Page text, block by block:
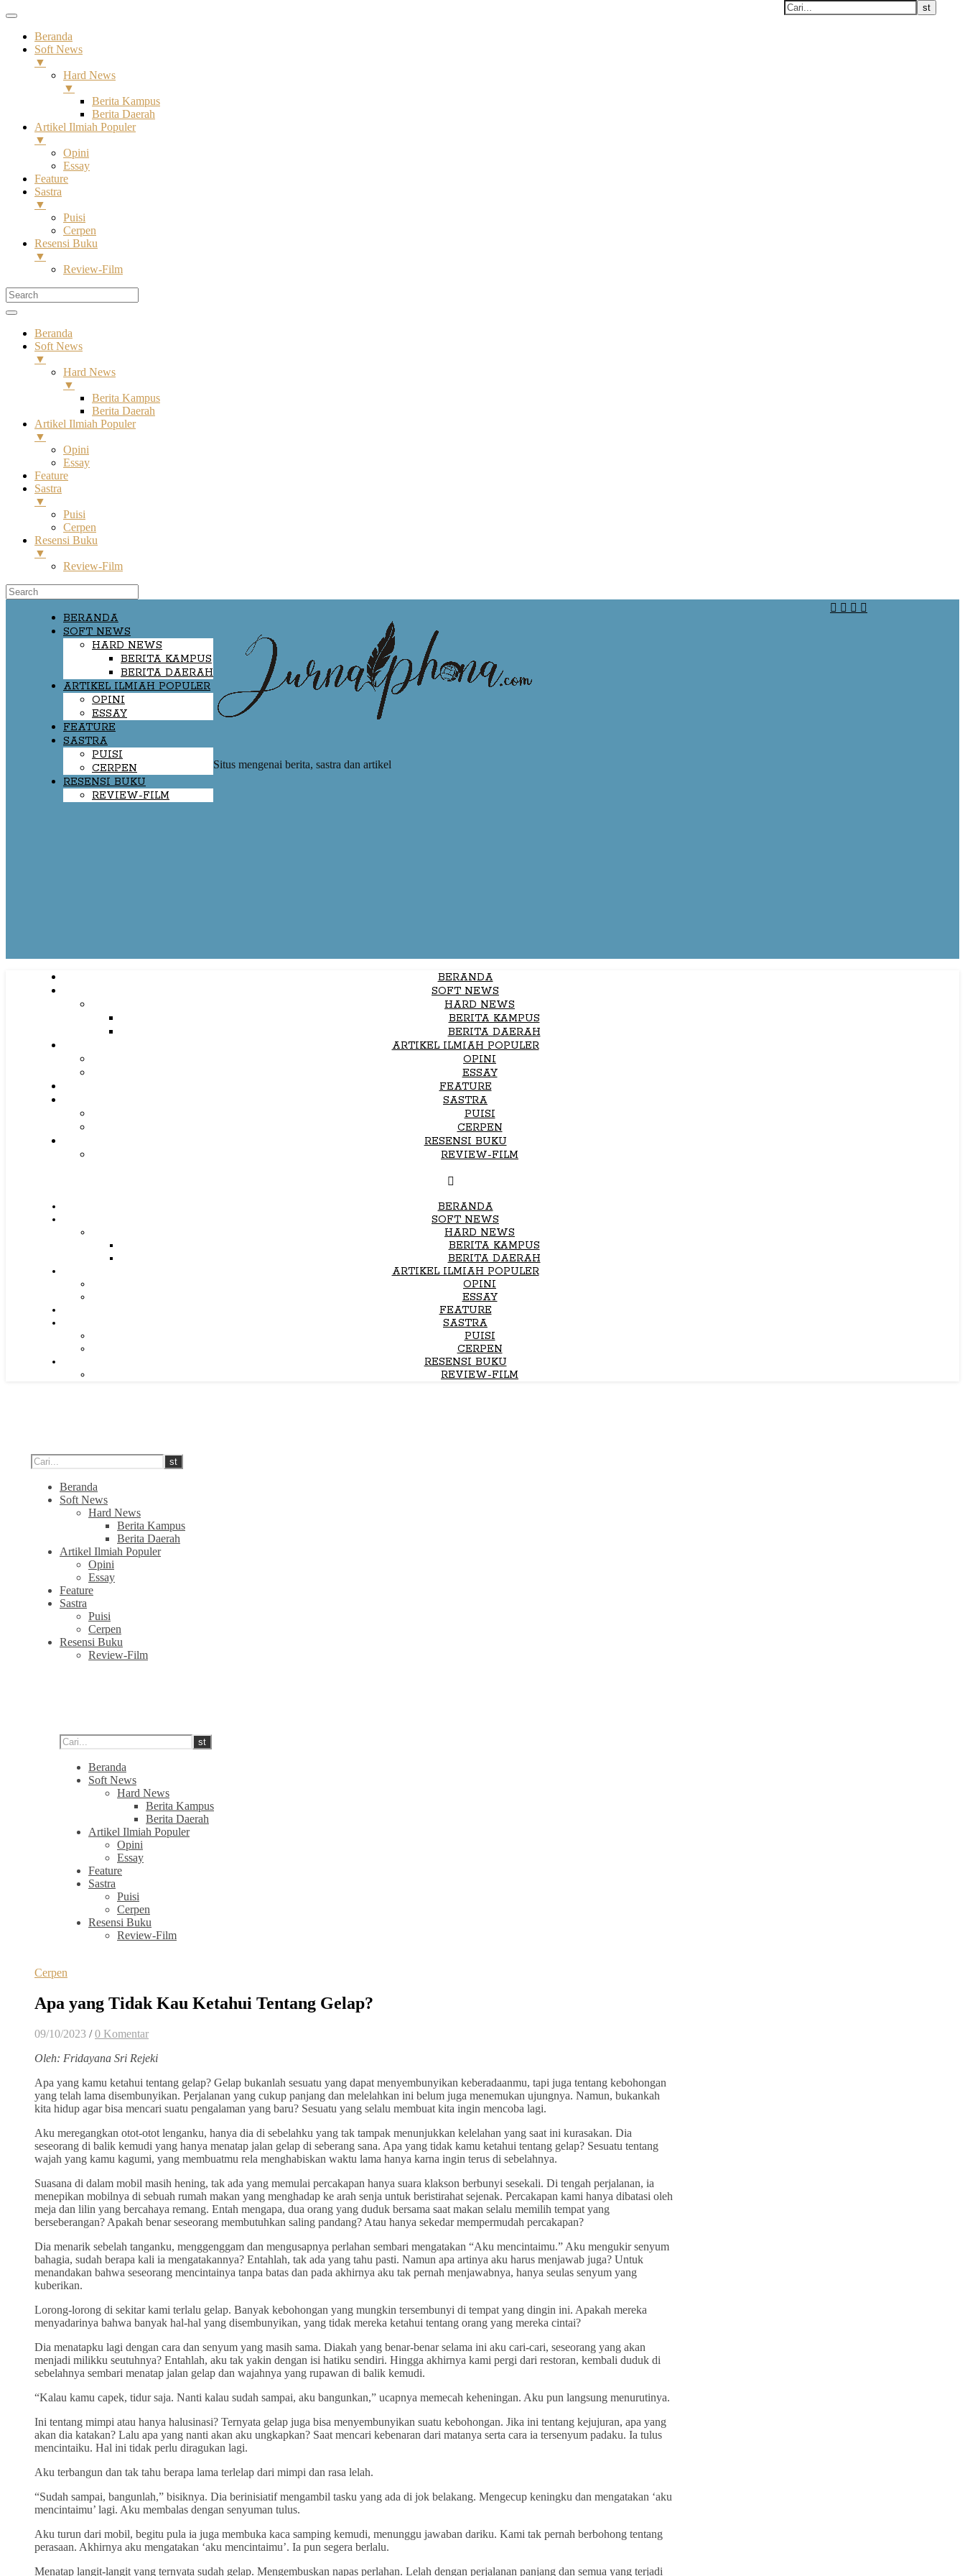
Beranda
Soft News
▼
Hard News
▼
Berita Kampus
Berita Daerah
Artikel Ilmiah Populer
▼
Opini
Essay
Feature
Sastra
▼
Puisi
Cerpen
Resensi Buku
▼
Review-Film
Beranda
Soft News
▼
Hard News
▼
Berita Kampus
Berita Daerah
Artikel Ilmiah Populer
▼
Opini
Essay
Feature
Sastra
▼
Puisi
Cerpen
Resensi Buku
▼
Review-Film
BERANDA
SOFT NEWS
HARD NEWS
BERITA KAMPUS
BERITA DAERAH
ARTIKEL ILMIAH POPULER
OPINI
ESSAY
FEATURE
SASTRA
PUISI
CERPEN
RESENSI BUKU
REVIEW-FILM
Situs mengenai berita, sastra dan artikel
BERANDA
SOFT NEWS
HARD NEWS
BERITA KAMPUS
BERITA DAERAH
ARTIKEL ILMIAH POPULER
OPINI
ESSAY
FEATURE
SASTRA
PUISI
CERPEN
RESENSI BUKU
REVIEW-FILM
BERANDA
SOFT NEWS
HARD NEWS
BERITA KAMPUS
BERITA DAERAH
ARTIKEL ILMIAH POPULER
OPINI
ESSAY
FEATURE
SASTRA
PUISI
CERPEN
RESENSI BUKU
REVIEW-FILM
Beranda
Soft News
Hard News
Berita Kampus
Berita Daerah
Artikel Ilmiah Populer
Opini
Essay
Feature
Sastra
Puisi
Cerpen
Resensi Buku
Review-Film
Beranda
Soft News
Hard News
Berita Kampus
Berita Daerah
Artikel Ilmiah Populer
Opini
Essay
Feature
Sastra
Puisi
Cerpen
Resensi Buku
Review-Film
Cerpen
Apa yang Tidak Kau Ketahui Tentang Gelap?
09/10/2023 / 0 Komentar
Oleh: Fridayana Sri Rejeki
Apa yang kamu ketahui tentang gelap? Gelap bukanlah sesuatu yang dapat menyembunyikan keberadaanmu, tapi juga tentang kebohongan
yang telah lama disembunyikan. Perjalanan yang cukup panjang dan melelahkan ini belum juga menemukan ujungnya. Namun, bukankah
kita hidup agar bisa mencari suatu pengalaman yang baru? Sesuatu yang selalu membuat kita ingin mencoba lagi.
Aku meregangkan otot-otot lenganku, hanya dia di sebelahku yang tak tampak menunjukkan kelelahan yang saat ini kurasakan. Dia
seseorang di balik kemudi yang hanya menatap jalan gelap di seberang sana. Apa yang tidak kamu ketahui tentang gelap? Sesuatu tentang
wajah yang kamu kagumi, yang membuatmu rela menghabiskan waktu lama hanya karna ingin terus di sebelahnya.
Suasana di dalam mobil masih hening, tak ada yang memulai percakapan hanya suara klakson berbunyi sesekali. Di tengah perjalanan, ia
menepikan mobilnya di sebuah rumah makan yang menghadap ke arah senja untuk beristirahat sejenak. Percakapan kami hanya dibatasi oleh
meja dan lilin yang bercahaya remang. Entah mengapa, dua orang yang duduk bersama saat makan selalu memilih tempat yang
berseberangan? Apakah benar seseorang membutuhkan saling pandang? Atau hanya sekedar mempermudah percakapan?
Dia menarik sebelah tanganku, menggenggam dan mengusapnya perlahan sembari mengatakan “Aku mencintaimu.” Aku mengukir senyum
bahagia, sudah berapa kali ia mengatakannya? Entahlah, tak ada yang tahu pasti. Namun apa artinya aku harus menjawab juga? Untuk
menandakan bahwa seseorang mencintainya tanpa batas dan pada akhirnya aku tak pernah menjawabnya, hanya seulas senyum yang
kuberikan.
Lorong-lorong di sekitar kami terlalu gelap. Banyak kebohongan yang mungkin tersembunyi di tempat yang dingin ini. Apakah mereka
menyadarinya bahwa banyak hal-hal yang disembunyikan, yang tidak mereka ketahui tentang orang yang mereka cintai?
Dia menatapku lagi dengan cara dan senyum yang masih sama. Diakah yang benar-benar selama ini aku cari-cari, seseorang yang akan
menjadi milikku seutuhnya? Entahlah, aku tak yakin dengan isi hatiku sendiri. Hingga akhirnya kami pergi dari restoran, kembali duduk di
sebelahnya sembari menatap jalan gelap dan wajahnya yang rupawan di balik kemudi.
“Kalau kamu capek, tidur saja. Nanti kalau sudah sampai, aku bangunkan,” ucapnya memecah keheningan. Aku pun langsung menurutinya.
Ini tentang mimpi atau hanya halusinasi? Ternyata gelap juga bisa menyembunyikan suatu kebohongan. Jika ini tentang kejujuran, apa yang
akan dia katakan? Lalu apa yang nanti akan aku ungkapkan? Saat mencari kebenaran dari matanya serta cara ia tersenyum padaku. Ia tulus
mencintaiku. Hal ini tidak perlu diragukan lagi.
Aku terbangun dan tak tahu berapa lama terlelap dari mimpi dan rasa lelah.
“Sudah sampai, bangunlah,” bisiknya. Dia berinisiatif mengambil tasku yang ada di jok belakang. Mengecup keningku dan mengatakan ‘aku
mencintaimu’ lagi. Aku membalas dengan senyuman tulus.
Aku turun dari mobil, begitu pula ia juga membuka kaca samping kemudi, menunggu jawaban dariku. Kami tak pernah berbohong tentang
perasaan. Akhirnya aku mengatakan ‘aku mencintaimu’. Ia pun segera berlalu.
Menatap langit-langit yang ternyata sudah gelap. Mengembuskan napas perlahan. Lelah dengan perjalanan panjang dan semua yang terjadi